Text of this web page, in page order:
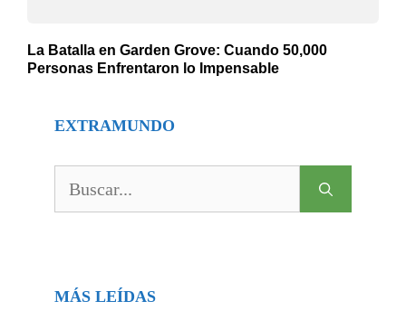
La Batalla en Garden Grove: Cuando 50,000
Personas Enfrentaron lo Impensable
EXTRAMUNDO
MÁS LEÍDAS